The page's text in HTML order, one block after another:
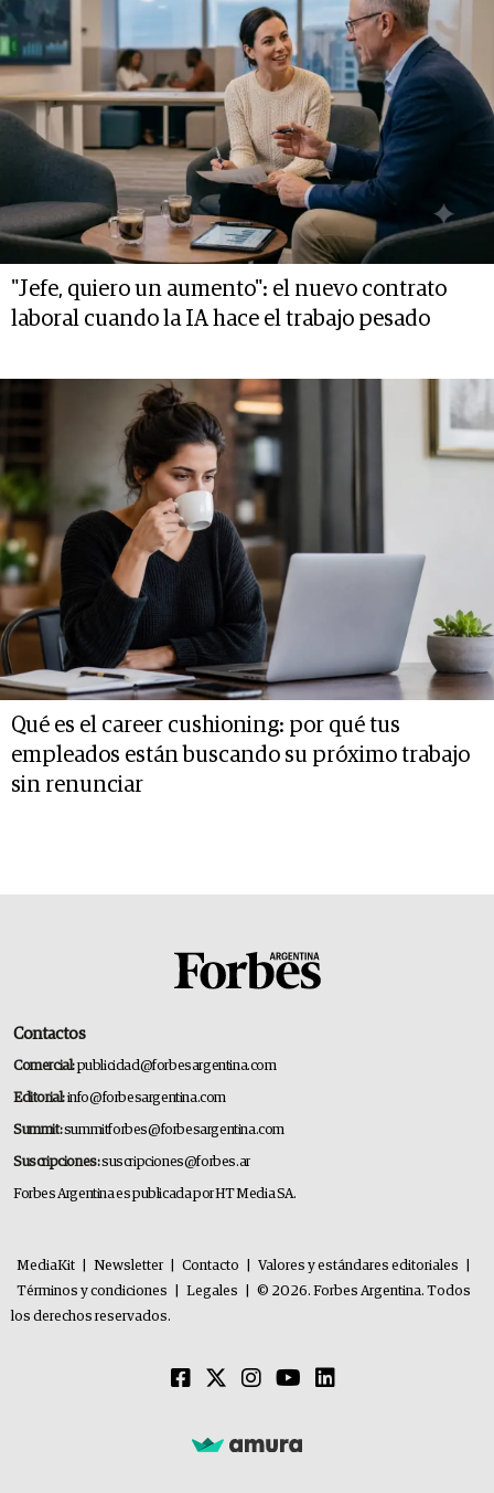
"Jefe, quiero un aumento": el nuevo contrato
laboral cuando la IA hace el trabajo pesado
Qué es el career cushioning: por qué tus
empleados están buscando su próximo trabajo
sin renunciar
Contactos
Comercial:publicidad@forbesargentina.com
Editorial:info@forbesargentina.com
Summit:summitforbes@forbesargentina.com
Suscripciones:suscripciones@forbes.ar
Forbes Argentina es publicada por HT Media SA.
MediaKit Newsletter Contacto Valores y estándares editoriales
Términos y condiciones
Legales
© 2026. Forbes Argentina. Todos
los derechos reservados.